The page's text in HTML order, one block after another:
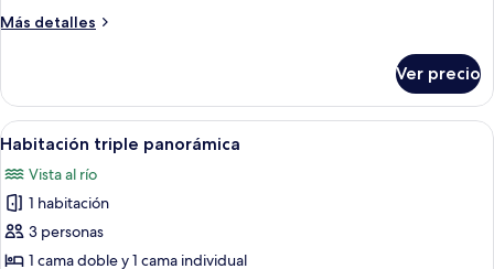
Más detalles
Más
doble
panorámica
Ver precio
Abrir
todas
las
fotos
de
Habitación
Cortinas blackout, tabla de planchar
7
Habitación triple panorámica
Vista al río
1 habitación
3 personas
1 cama doble y 1 cama individual